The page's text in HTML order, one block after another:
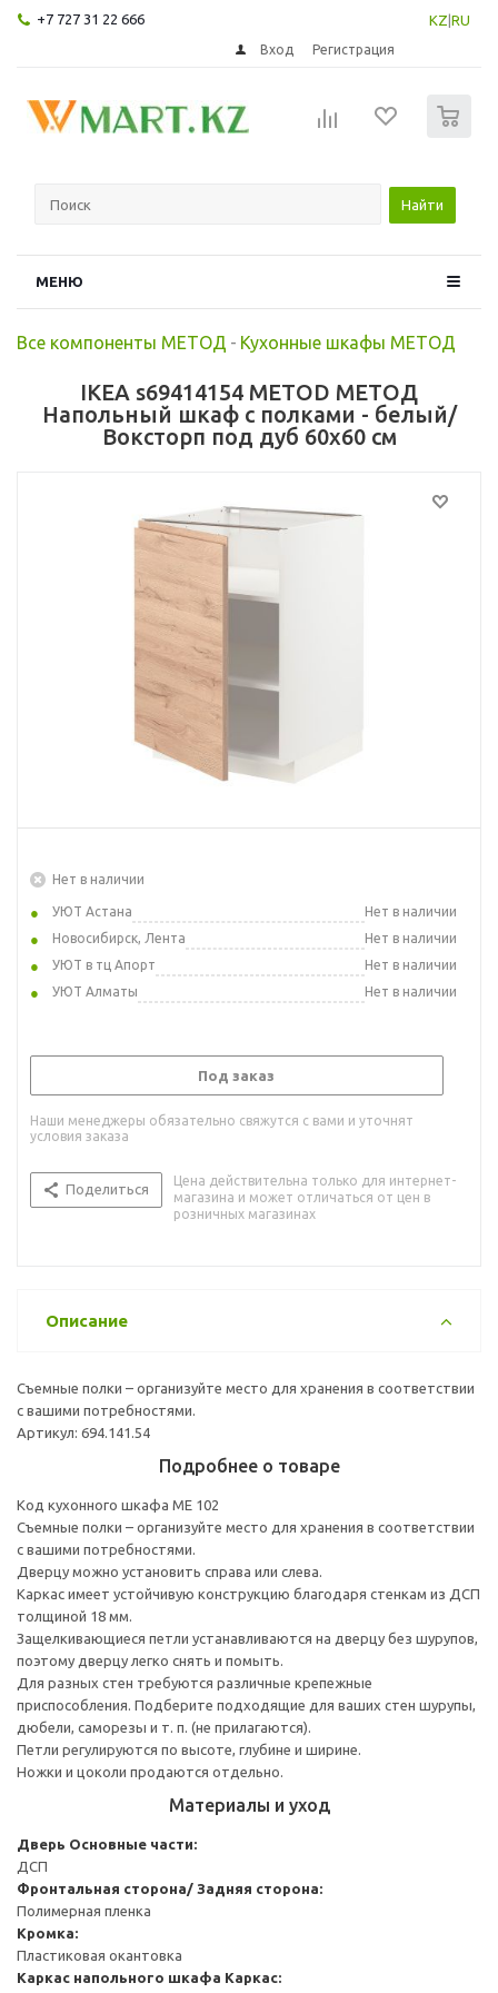
+7 727 31 22 666 KZ RU
Вход Регистрация
Найти
МЕНЮ
Все компоненты МЕТОД - Кухонные шкафы МЕТОД
IKEA s69414154 METOD МЕТОД
Напольный шкаф с полками - белый/
Воксторп под дуб 60x60 см
Нет в наличии
УЮТ Астана
Нет в наличии
Новосибирск, Лента
Нет в наличии
УЮТ в тц Апорт
Нет в наличии
УЮТ Алматы
Нет в наличии
Под заказ
Наши менеджеры обязательно свяжутся с вами и уточнят
условия заказа
Поделиться
Цена действительна только для интернет-
магазина и может отличаться от цен в
розничных магазинах
Описание
Съемные полки – организуйте место для хранения в соответствии
с вашими потребностями.
Артикул: 694.141.54
Подробнее о товаре
Код кухонного шкафа ME 102
Съемные полки – организуйте место для хранения в соответствии
с вашими потребностями.
Дверцу можно установить справа или слева.
Каркас имеет устойчивую конструкцию благодаря стенкам из ДСП
толщиной 18 мм.
Защелкивающиеся петли устанавливаются на дверцу без шурупов,
поэтому дверцу легко снять и помыть.
Для разных стен требуются различные крепежные
приспособления. Подберите подходящие для ваших стен шурупы,
дюбели, саморезы и т. п. (не прилагаются).
Петли регулируются по высоте, глубине и ширине.
Ножки и цоколи продаются отдельно.
Материалы и уход
Дверь Основные части:
ДСП
Фронтальная сторона/ Задняя сторона:
Полимерная пленка
Кромка:
Пластиковая окантовка
Каркас напольного шкафа Каркас: